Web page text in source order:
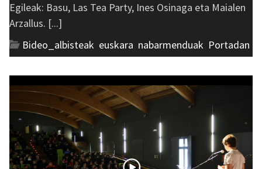
Egileak: Basu, Las Tea Party, Ines Osinaga eta Maialen
Arzallus. [...]
Bideo_albisteak euskara nabarmenduak Portadan